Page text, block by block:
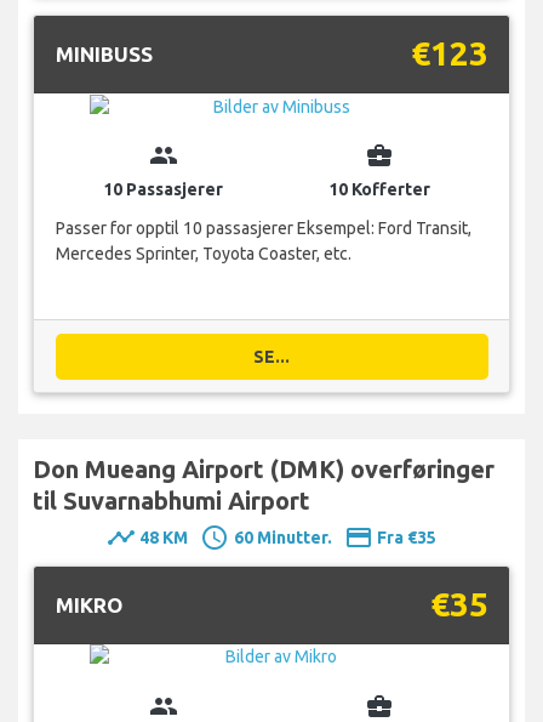
MINIBUSS €123
group
10 Passasjerer
business_center
10 Kofferter
Passer for opptil 10 passasjerer Eksempel: Ford Transit,
Mercedes Sprinter, Toyota Coaster, etc.
SE...
Don Mueang Airport (DMK) overføringer
til Suvarnabhumi Airport
timeline 48 KM schedule 60 Minutter. payment Fra €35
MIKRO €35
group business_center